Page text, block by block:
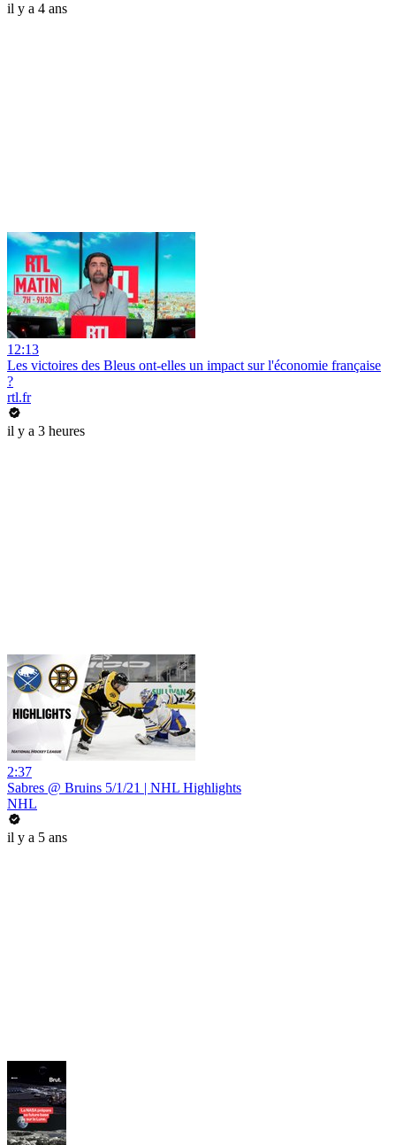
il y a 4 ans
12:13
Les victoires des Bleus ont-elles un impact sur l'économie française
?
rtl.fr
il y a 3 heures
2:37
Sabres @ Bruins 5/1/21 | NHL Highlights
NHL
il y a 5 ans